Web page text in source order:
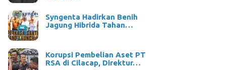
Syngenta Hadirkan Benih
Jagung Hibrida Tahan…
Korupsi Pembelian Aset PT
RSA di Cilacap, Direktur…